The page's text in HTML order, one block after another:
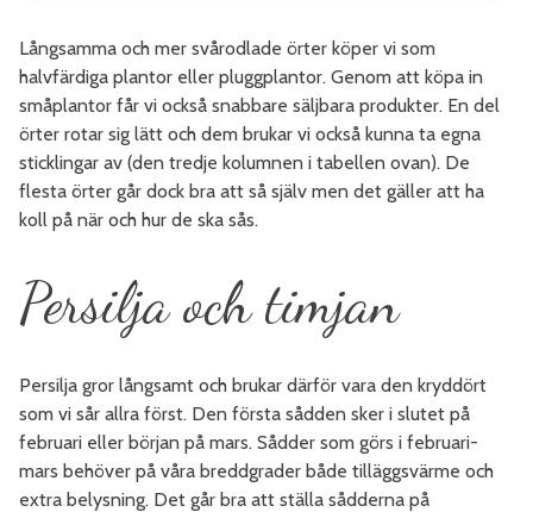
Långsamma och mer svårodlade örter köper vi som
halvfärdiga plantor eller pluggplantor. Genom att köpa in
småplantor får vi också snabbare säljbara produkter. En del
örter rotar sig lätt och dem brukar vi också kunna ta egna
sticklingar av (den tredje kolumnen i tabellen ovan). De
flesta örter går dock bra att så själv men det gäller att ha
koll på när och hur de ska sås.
Persilja och timjan
Persilja gror långsamt och brukar därför vara den kryddört
som vi sår allra först. Den första sådden sker i slutet på
februari eller början på mars. Sådder som görs i februari-
mars behöver på våra breddgrader både tilläggsvärme och
extra belysning. Det går bra att ställa sådderna på